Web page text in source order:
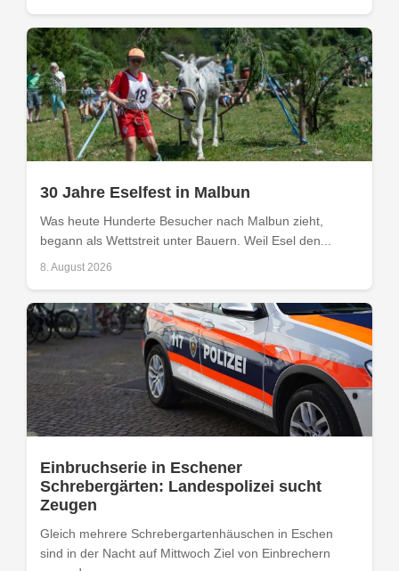
30 Jahre Eselfest in Malbun
Was heute Hunderte Besucher nach Malbun zieht,
begann als Wettstreit unter Bauern. Weil Esel den...
8. August 2026
Einbruchserie in Eschener
Schrebergärten: Landespolizei sucht
Zeugen
Gleich mehrere Schrebergartenhäuschen in Eschen
sind in der Nacht auf Mittwoch Ziel von Einbrechern